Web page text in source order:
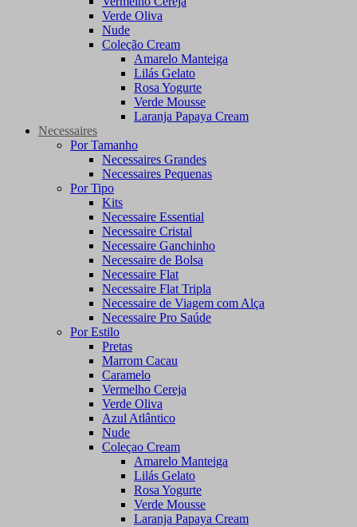
Verde Oliva
Nude
Coleção Cream
Amarelo Manteiga
Lilás Gelato
Rosa Yogurte
Verde Mousse
Laranja Papaya Cream
Necessaires
Por Tamanho
Necessaires Grandes
Necessaires Pequenas
Por Tipo
Kits
Necessaire Essential
Necessaire Cristal
Necessaire Ganchinho
Necessaire de Bolsa
Necessaire Flat
Necessaire Flat Tripla
Necessaire de Viagem com Alça
Necessaire Pro Saúde
Por Estilo
Pretas
Marrom Cacau
Caramelo
Vermelho Cereja
Verde Oliva
Azul Atlântico
Nude
Coleçao Cream
Amarelo Manteiga
Lilás Gelato
Rosa Yogurte
Verde Mousse
Laranja Papaya Cream